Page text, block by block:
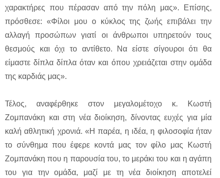
χαρακτήρες που πέρασαν από την πόλη μας». Επίσης,
πρόσθεσε: «Φίλοι μου ο κύκλος της ζωής επιβάλει την
αλλαγή προσώπων γιατί οι άνθρωποι υπηρετούν τους
θεσμούς και όχι το αντίθετο. Να είστε σίγουροι ότι θα
είμαστε δίπλα δίπλα όταν και όπου χρειάζεται στην ομάδα
της καρδιάς μας».
Τέλος, αναφέρθηκε στον μεγαλομέτοχο κ. Κωστή
Ζομπανάκη και στη νέα διοίκηση, δίνοντας ευχές για μία
καλή αθλητική χρονιά. «Η παρέα, η ιδέα, η φιλοσοφία ήταν
το σύνθημα που έφερε κοντά μας τον φίλο μας Κωστή
Ζομπανάκη που η παρουσία του, το μεράκι του και η αγάπη
του για την ομάδα, μαζί με τη νέα διοίκηση αποτελεί